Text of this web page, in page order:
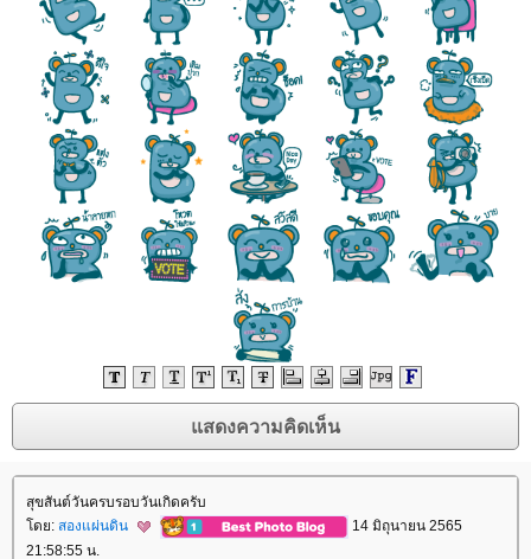
สุขสันต์วันครบรอบวันเกิดครับ
ดย: สองแผ่นดิน
14 มิถุนายน 2565
21:58:55 น.